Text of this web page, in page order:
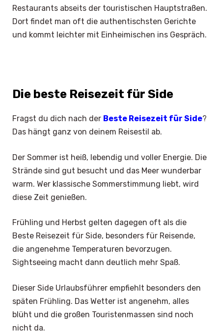
Restaurants abseits der touristischen Hauptstraßen.
Dort findet man oft die authentischsten Gerichte
und kommt leichter mit Einheimischen ins Gespräch.
Die beste Reisezeit für Side
Fragst du dich nach der Beste Reisezeit für Side?
Das hängt ganz von deinem Reisestil ab.
Der Sommer ist heiß, lebendig und voller Energie. Die
Strände sind gut besucht und das Meer wunderbar
warm. Wer klassische Sommerstimmung liebt, wird
diese Zeit genießen.
Frühling und Herbst gelten dagegen oft als die
Beste Reisezeit für Side, besonders für Reisende,
die angenehme Temperaturen bevorzugen.
Sightseeing macht dann deutlich mehr Spaß.
Dieser Side Urlaubsführer empfiehlt besonders den
späten Frühling. Das Wetter ist angenehm, alles
blüht und die großen Touristenmassen sind noch
nicht da.